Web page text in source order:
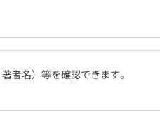
者名）等を確認できます。